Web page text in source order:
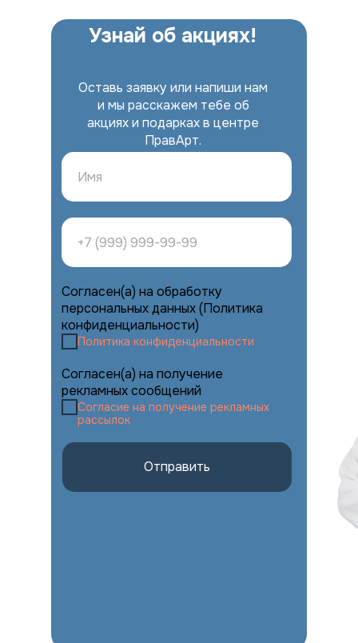
Узнай об акциях!
Оставь заявку или напиши нам
и мы расскажем тебе об
акциях и подарках в центре
ПравАрт.
Согласен(а) на обработку
персональных данных (Политика
конфиденциальности)
Политика конфиденциальности
Согласен(а) на получение
рекламных сообщений
Согласие на получение рекламных
рассылок
Отправить